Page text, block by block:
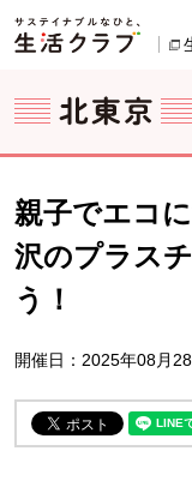
ページの先頭です。
ここからサイト内共
サイト内共通メニュ
サイト内共通メニュ
親子でエコ
沢のプラス
う！
開催日：2025年08月